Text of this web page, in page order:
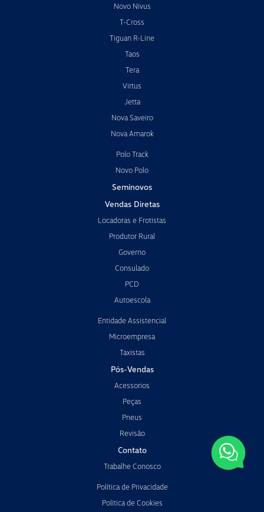
Novo Nivus
T-Cross
Tiguan R-Line
Taos
Tera
Virtus
Jetta
Nova Saveiro
Nova Amarok
Polo Track
Novo Polo
Seminovos
Vendas Diretas
Locadoras e Frotistas
Produtor Rural
Governo
Consulado
PCD
Autoescola
Entidade Assistencial
Microempresa
Taxistas
Pós-Vendas
Acessorios
Peças
Pneus
Revisão
Contato
Trabalhe Conosco
Política de Privacidade
Política de Cookies